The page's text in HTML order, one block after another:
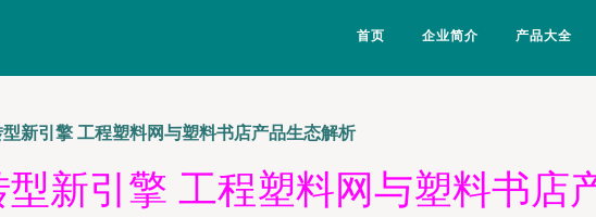
首页 企业简介 产品大全
新引擎 工程塑料网与塑料书店产品生态解析
新引擎 工程塑料网与塑料书店